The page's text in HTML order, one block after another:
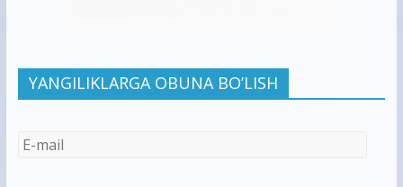
YANGILIKLARGA OBUNA BO’LISH